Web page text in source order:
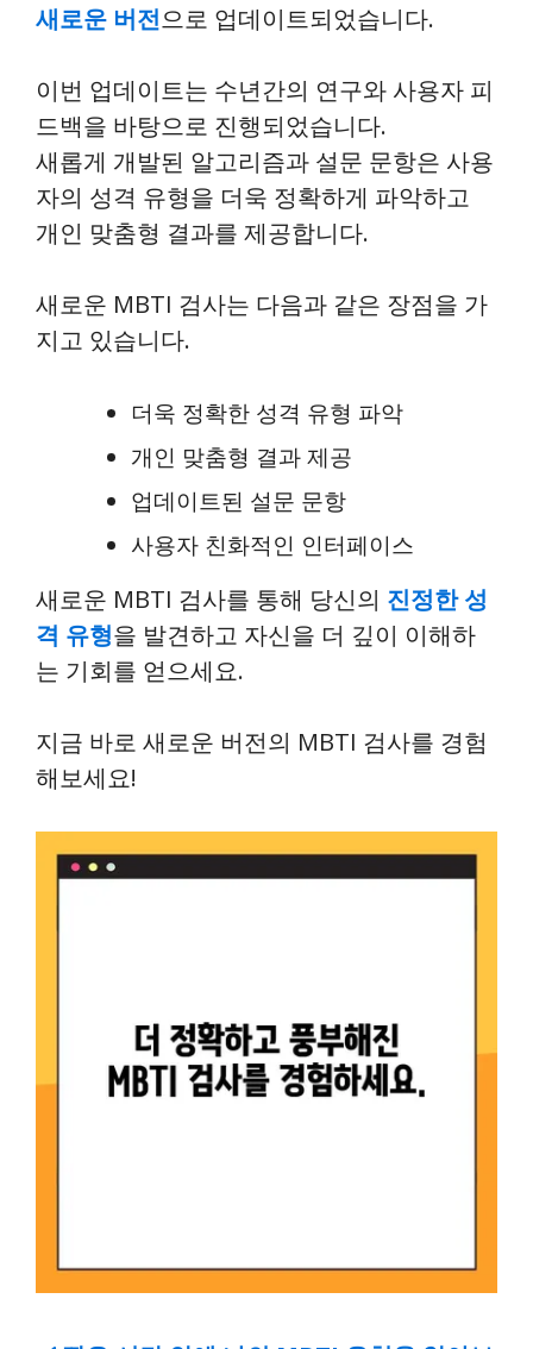
새로운 버전으로 업데이트되었습니다.
이번 업데이트는 수년간의 연구와 사용자 피
드백을 바탕으로 진행되었습니다.
새롭게 개발된 알고리즘과 설문 문항은 사용
자의 성격 유형을 더욱 정확하게 파악하고
개인 맞춤형 결과를 제공합니다.
새로운 MBTI 검사는 다음과 같은 장점을 가
지고 있습니다.
더욱 정확한 성격 유형 파악
개인 맞춤형 결과 제공
업데이트된 설문 문항
사용자 친화적인 인터페이스
새로운 MBTI 검사를 통해 당신의 진정한 성
격 유형을 발견하고 자신을 더 깊이 이해하
는 기회를 얻으세요.
지금 바로 새로운 버전의 MBTI 검사를 경험
해보세요!